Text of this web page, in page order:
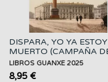
DISPARA, YO YA ESTOY
MUERTO (CAMPAÑA
VERANO EDICION...
LIBROS GUANXE 2025
8,95 €